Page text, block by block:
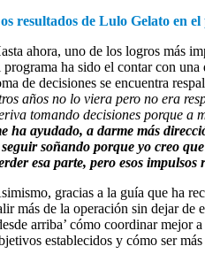
resultados de Lulo Gelato en
ahora, uno de los logros más
programa ha sido el contar con
de decisiones se encuentra
años no lo viera pero no era
tomando decisiones porque a
ha ayudado, a darme más
soñando porque yo creo
esa parte, pero esos
gracias a la guía que ha
más de la operación sin dejar de
arriba’ cómo coordinar mejor
establecidos y cómo ser